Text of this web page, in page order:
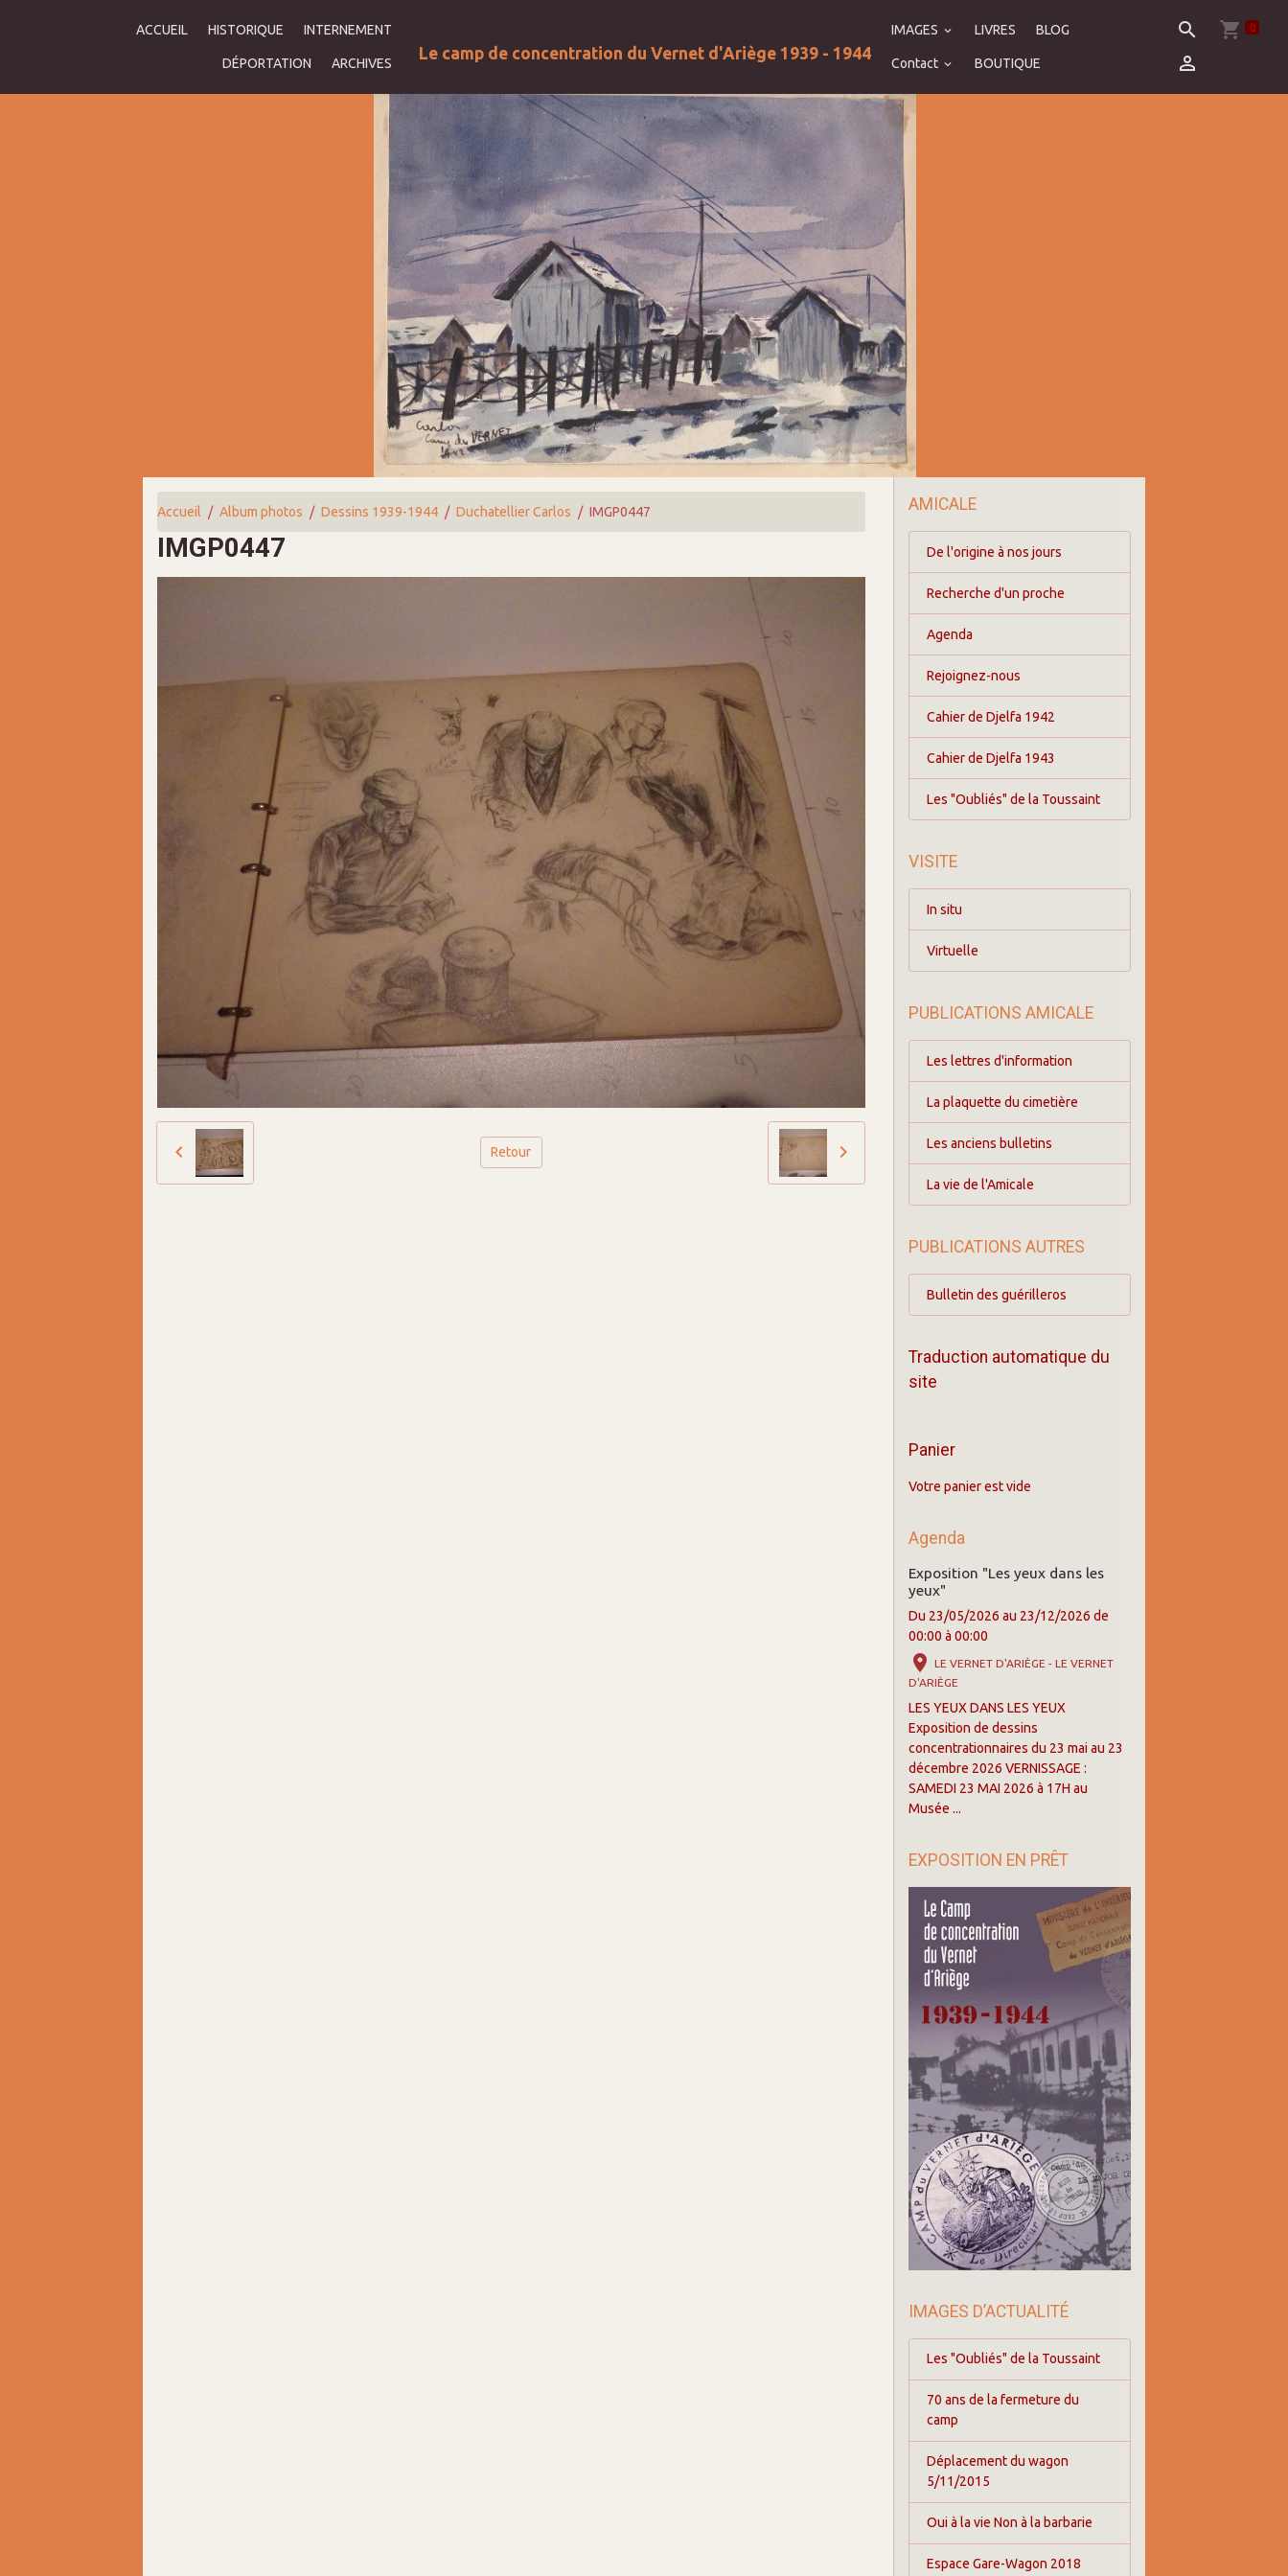
ACCUEIL HISTORIQUE INTERNEMENT
DÉPORTATION ARCHIVES
Le camp de concentration du Vernet d'Ariège 1939 - 1944
IMAGES LIVRES BLOG
Contact BOUTIQUE
0
Accueil Album photos Dessins 1939-1944 Duchatellier Carlos IMGP0447
IMGP0447
Retour
AMICALE
De l'origine à nos jours
Recherche d'un proche
Agenda
Rejoignez-nous
Cahier de Djelfa 1942
Cahier de Djelfa 1943
Les "Oubliés" de la Toussaint
VISITE
In situ
Virtuelle
PUBLICATIONS AMICALE
Les lettres d'information
La plaquette du cimetière
Les anciens bulletins
La vie de l'Amicale
PUBLICATIONS AUTRES
Bulletin des guérilleros
Traduction automatique du
site
Panier
Votre panier est vide
Agenda
Exposition "Les yeux dans les
yeux"
Du 23/05/2026 au 23/12/2026 de
00:00 à 00:00
LE VERNET D'ARIÈGE - LE VERNET
D'ARIÈGE
LES YEUX DANS LES YEUX
Exposition de dessins
concentrationnaires du 23 mai au 23
décembre 2026 VERNISSAGE :
SAMEDI 23 MAI 2026 à 17H au
Musée ...
EXPOSITION EN PRÊT
IMAGES D’ACTUALITÉ
Les "Oubliés" de la Toussaint
70 ans de la fermeture du
camp
Déplacement du wagon
5/11/2015
Oui à la vie Non à la barbarie
Espace Gare-Wagon 2018